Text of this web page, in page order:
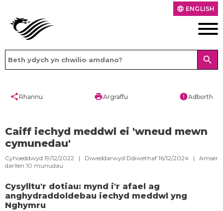
language ENGLISH
search
shareRhannu printArgraffu errorAdborth
Caiff iechyd meddwl ei 'wneud mewn
cymunedau'
Cyhoeddwyd 19/12/2022 | Diweddarwyd Ddiwethaf 16/12/2024 | Amser
darllen 10 munudau
Cysylltu'r dotiau: mynd i'r afael ag
anghydraddoldebau iechyd meddwl yng
Nghymru